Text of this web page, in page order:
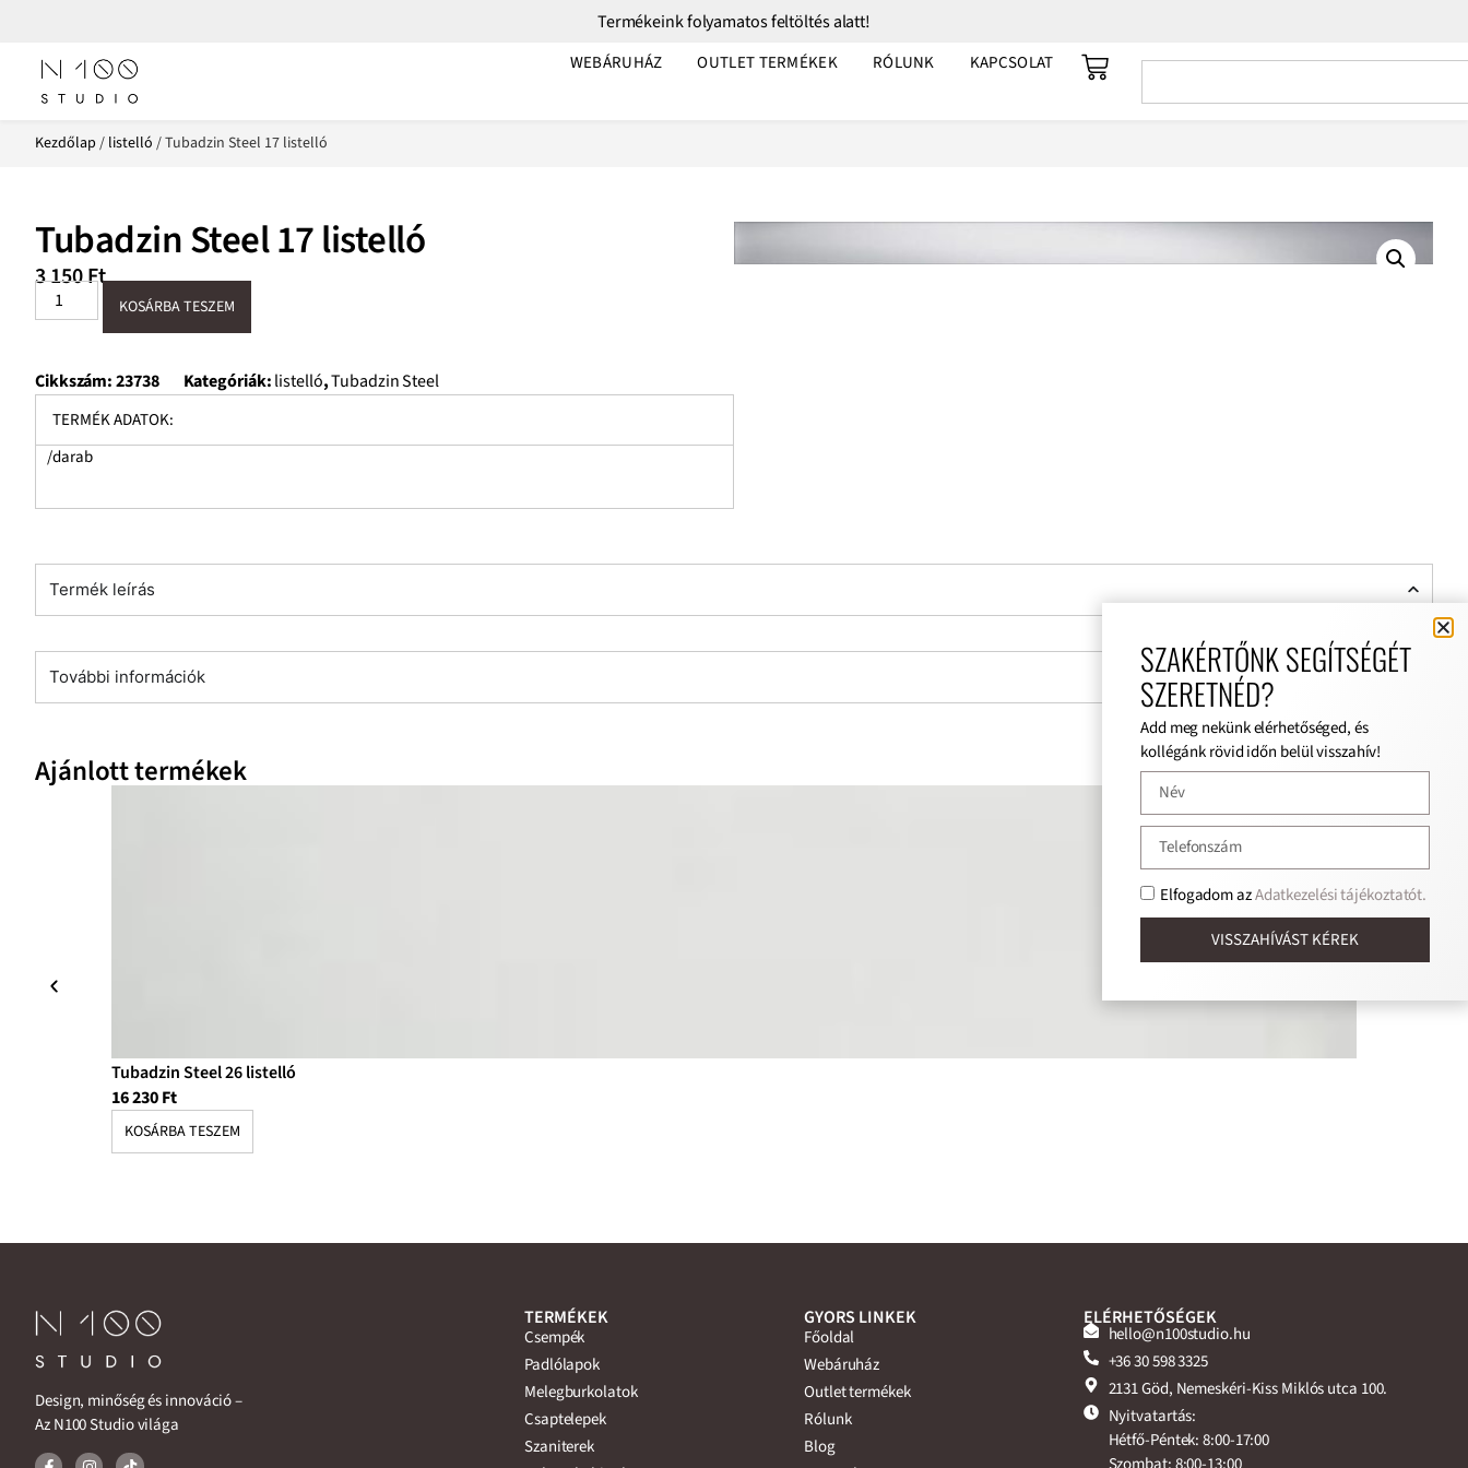
Termékeink folyamatos feltöltés alatt!
WEBÁRUHÁZ OUTLET TERMÉKEK RÓLUNK KAPCSOLAT
Kezdőlap / listelló / Tubadzin Steel 17 listelló
Tubadzin Steel 17 listelló
3 150Ft
KOSÁRBA TESZEM
Cikkszám:23738 Kategóriák:listelló,Tubadzin Steel
TERMÉK ADATOK:
/darab
Termék leírás
További információk
Ajánlott termékek
Tubadzin Steel 26 listelló
16 230Ft
KOSÁRBA TESZEM
Design, minőség és innováció –
Az N100 Studio világa
TERMÉKEK
Csempék
Padlólapok
Melegburkolatok
Csaptelepek
Szaniterek
GYORS LINKEK
Főoldal
Webáruház
Outlet termékek
Rólunk
Blog
ELÉRHETŐSÉGEK
hello@n100studio.hu
+36 30 598 3325
2131 Göd, Nemeskéri-Kiss Miklós utca 100.
Nyitvatartás:
Hétfő-Péntek: 8:00-17:00
SZAKÉRTŐNK SEGÍTSÉGÉT
SZERETNÉD?
Add meg nekünk elérhetőséged, és
kollégánk rövid időn belül visszahív!
Elfogadom azAdatkezelési tájékoztatót.
VISSZAHÍVÁST KÉREK